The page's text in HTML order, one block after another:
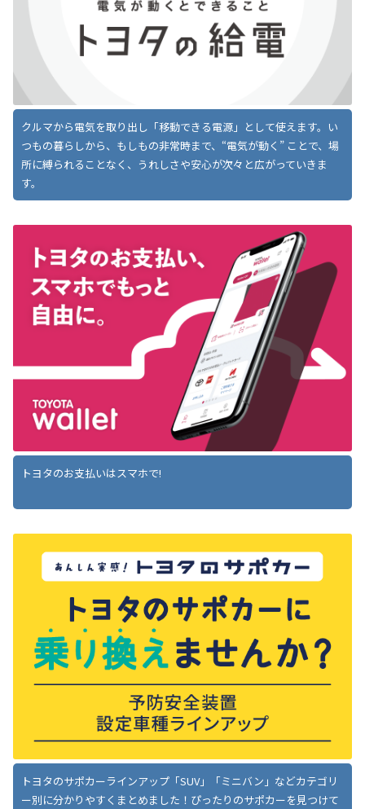
クルマから電気を取り出し「移動できる電源」として使えます。い
つもの暮らしから、もしもの非常時まで、“電気が動く” ことで、場
所に縛られることなく、うれしさや安心が次々と広がっていきま
す。
トヨタのお支払いはスマホで!
トヨタのサポカーラインアップ「SUV」「ミニバン」などカテゴリ
ー別に分かりやすくまとめました！ぴったりのサポカーを見つけて